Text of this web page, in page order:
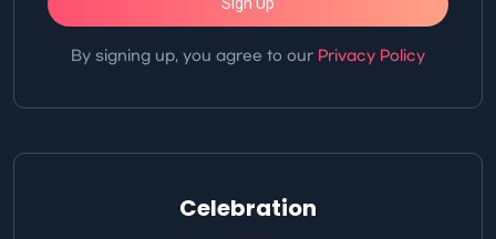
Sign Up
By signing up, you agree to our Privacy Policy
Celebration